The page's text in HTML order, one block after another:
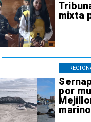
mixta
por